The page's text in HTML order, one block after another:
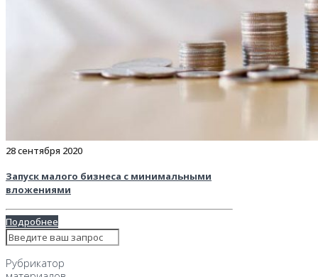
28 сентября 2020
Запуск малого бизнеса с минимальными
вложениями
Подробнее
Рубрикатор